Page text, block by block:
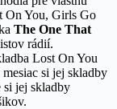
On You, Girls Go
The One That
rádií.
Lost On You
si jej skladby
si jej skladby